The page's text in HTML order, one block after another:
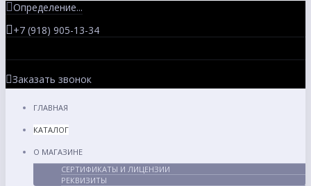
Определение...
+7 (918) 905-13-34
Заказать звонок
ГЛАВНАЯ
КАТАЛОГ
О МАГАЗИНЕ
СЕРТИФИКАТЫ И ЛИЦЕНЗИИ
РЕКВИЗИТЫ